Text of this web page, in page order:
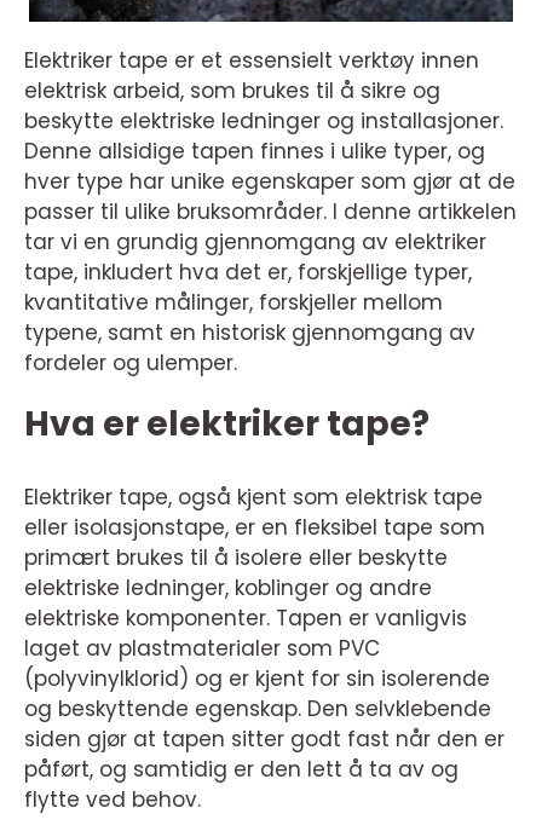
Elektriker tape er et essensielt verktøy innen
elektrisk arbeid, som brukes til å sikre og
beskytte elektriske ledninger og installasjoner.
Denne allsidige tapen finnes i ulike typer, og
hver type har unike egenskaper som gjør at de
passer til ulike bruksområder. I denne artikkelen
tar vi en grundig gjennomgang av elektriker
tape, inkludert hva det er, forskjellige typer,
kvantitative målinger, forskjeller mellom
typene, samt en historisk gjennomgang av
fordeler og ulemper.
Hva er elektriker tape?
Elektriker tape, også kjent som elektrisk tape
eller isolasjonstape, er en fleksibel tape som
primært brukes til å isolere eller beskytte
elektriske ledninger, koblinger og andre
elektriske komponenter. Tapen er vanligvis
laget av plastmaterialer som PVC
(polyvinylklorid) og er kjent for sin isolerende
og beskyttende egenskap. Den selvklebende
siden gjør at tapen sitter godt fast når den er
påført, og samtidig er den lett å ta av og
flytte ved behov.